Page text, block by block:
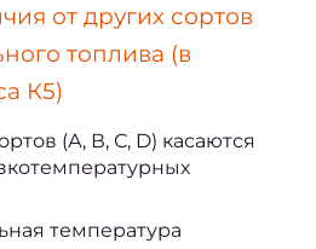
от других сортов
топлива (в
К5)
(А, В, С, D) касаются
температура